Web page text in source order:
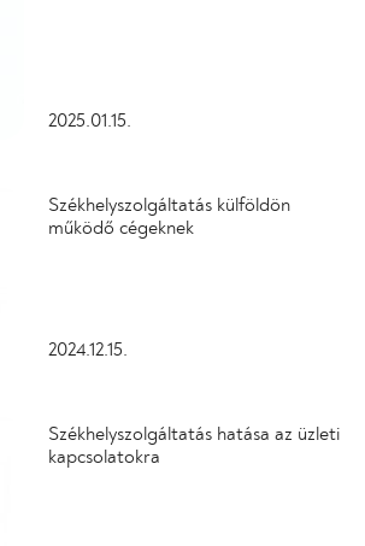
2025.01.15.
Székhelyszolgáltatás külföldön
működő cégeknek
2024.12.15.
Székhelyszolgáltatás hatása az üzleti
kapcsolatokra